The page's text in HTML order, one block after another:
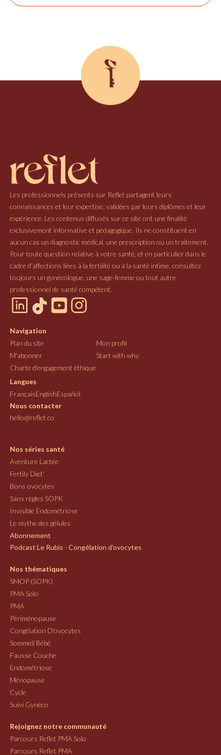
Les professionnels présents sur Reflet partagent leurs
connaissances et leur expertise, validées par leurs diplômes et leur
expérience. Les contenus diffusés sur ce site ont une finalité
exclusivement informative et pédagogique. Ils ne constituent en
aucun cas un diagnostic médical, une prescription ou un traitement.
Pour toute question relative à votre santé, et en particulier dans le
cadre d’affections liées à la fertilité ou à la santé intime, consultez
toujours un gynécologue, une sage-femme ou tout autre
professionnel de santé compétent.
Navigation
Plan du site
Mon profil
M'abonner
Start with why
Charte d'engagement éthique
Langues
FrançaisEnglishEspañol
Nous contacter
hello@reflet.co
Nos séries santé
Aventure Lactée
Fertily Diet'
Bons ovocytes
Sans règles SOPK
Invisible Endométriose
Le mythe des gélules
Abonnement
Podcast Le Rubis - Congélation d'ovocytes
Nos thématiques
SMOP (SOPK)
PMA Solo
PMA
Périménopause
Congélation D'ovocytes
Sommeil Bébé
Fausse Couche
Endométriose
Ménopause
Cycle
Suivi Gynéco
Rejoignez notre communauté
Parcours Reflet PMA Solo
Parcours Reflet PMA